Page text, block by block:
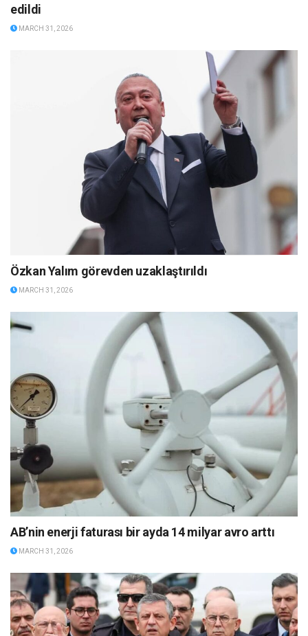
edildi
MARCH 31, 2026
Özkan Yalım görevden uzaklaştırıldı
MARCH 31, 2026
AB’nin enerji faturası bir ayda 14 milyar avro arttı
MARCH 31, 2026